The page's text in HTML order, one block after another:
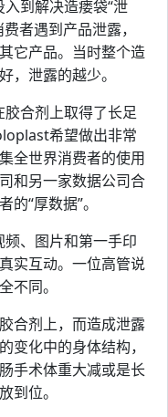
到解决造瘘袋“泄
者遇到产品泄露，
它产品。当时整个造
，泄露的越少。
合剂上取得了长足
希望做出非常
全世界消费者的使用
和另一家数据公司合
“厚数据”。
、图片和第一手印
实互动。一位高管说
不同。
合剂上，而造成泄露
变化中的身体结构，
手术体重大减或是长
到位。